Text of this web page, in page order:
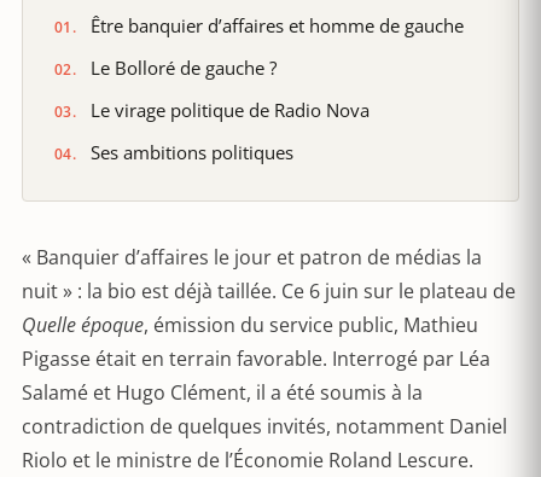
Être banquier d’affaires et homme de gauche
Le Bolloré de gauche ?
Le virage politique de Radio Nova
Ses ambitions politiques
« Banquier d’affaires le jour et patron de médias la
nuit » : la bio est déjà taillée. Ce 6 juin sur le plateau de
Quelle époque, émission du service public, Mathieu
Pigasse était en terrain favorable. Interrogé par Léa
Salamé et Hugo Clément, il a été soumis à la
contradiction de quelques invités, notamment Daniel
Riolo et le ministre de l’Économie Roland Lescure.